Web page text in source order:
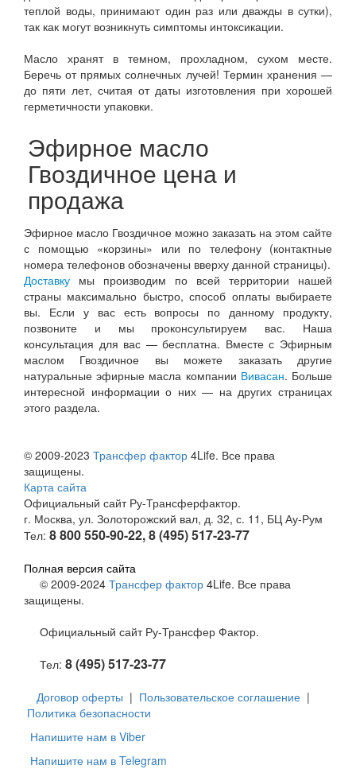
теплой воды, принимают один раз или дважды в сутки),
так как могут возникнуть симптомы интоксикации.
Масло хранят в темном, прохладном, сухом месте.
Беречь от прямых солнечных лучей! Термин хранения —
до пяти лет, считая от даты изготовления при хорошей
герметичности упаковки.
Эфирное масло
Гвоздичное цена и
продажа
Эфирное масло Гвоздичное можно заказать на этом сайте
с помощью «корзины» или по телефону (контактные
номера телефонов обозначены вверху данной страницы).
Доставку мы производим по всей территории нашей
страны максимально быстро, способ оплаты выбираете
вы. Если у вас есть вопросы по данному продукту,
позвоните и мы проконсультируем вас. Наша
консультация для вас — бесплатна. Вместе с Эфирным
маслом Гвоздичное вы можете заказать другие
натуральные эфирные масла компании Вивасан. Больше
интересной информации о них — на других страницах
этого раздела.
© 2009-2023 Трансфер фактор 4Life. Все права
защищены.
Карта сайта
Официальный сайт Ру-Трансферфактор.
г. Москва, ул. Золоторожский вал, д. 32, с. 11, БЦ Ау-Рум
Тел: 8 800 550-90-22, 8 (495) 517-23-77
Полная версия сайта
© 2009-2024 Трансфер фактор 4Life. Все права
защищены.
Официальный сайт Ру-Трансфер Фактор.
Тел: 8 (495) 517-23-77
Договор оферты | Пользовательское соглашение |
Политика безопасности
Напишите нам в Viber
Напишите нам в Telegram